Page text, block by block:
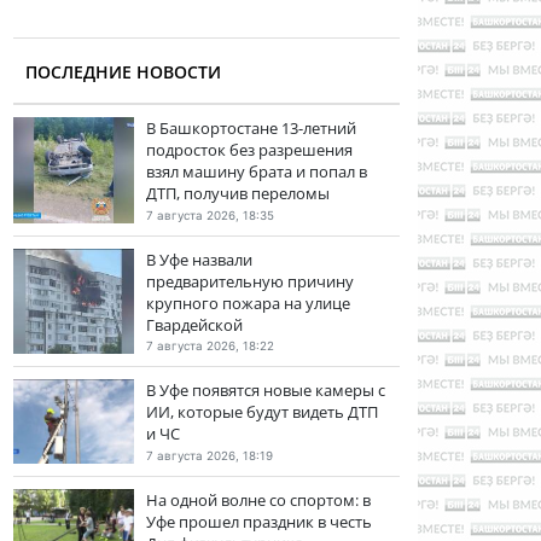
ПОСЛЕДНИЕ НОВОСТИ
В Башкортостане 13-летний
подросток без разрешения
взял машину брата и попал в
ДТП, получив переломы
7 августа 2026, 18:35
В Уфе назвали
предварительную причину
крупного пожара на улице
Гвардейской
7 августа 2026, 18:22
В Уфе появятся новые камеры с
ИИ, которые будут видеть ДТП
и ЧС
7 августа 2026, 18:19
На одной волне со спортом: в
Уфе прошел праздник в честь